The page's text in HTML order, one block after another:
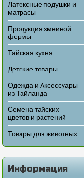
Латексные подушки и
матрасы
Продукция змеиной
фермы
Тайская кухня
Детские товары
Одежда и Аксессуары
из Тайланда
Семена тайских
цветов и растений
Товары для животных
Информация